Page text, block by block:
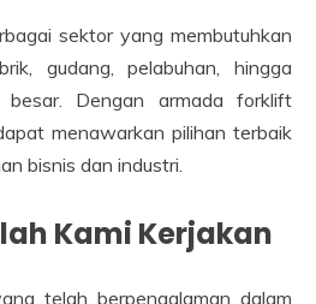
sektor yang membutuhkan
gudang, pelabuhan, hingga
besar. Dengan armada forklift
menawarkan pilihan terbaik
bisnis dan industri.
Kami Kerjakan
telah berpengalaman dalam